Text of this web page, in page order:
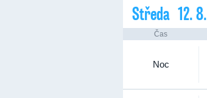
Středa 12. 8.
Čas
Noc